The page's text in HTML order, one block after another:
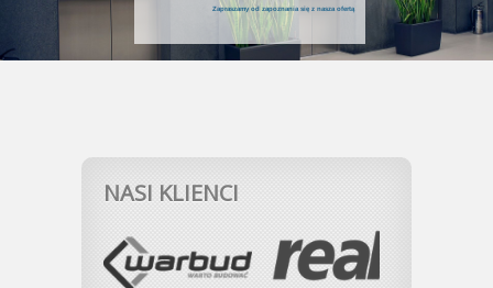
Zapraszamy od zapoznania się z nasza ofertą
NASI KLIENCI